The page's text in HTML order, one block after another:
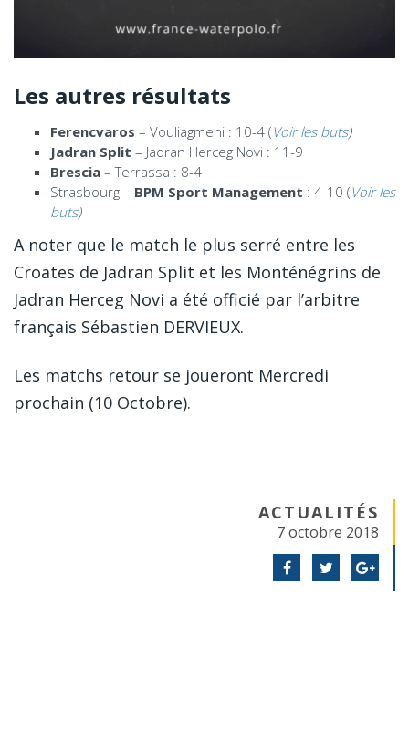
Les autres résultats
Ferencvaros – Vouliagmeni : 10-4 (Voir les buts)
Jadran Split – Jadran Herceg Novi : 11-9
Brescia – Terrassa : 8-4
Strasbourg – BPM Sport Management : 4-10 (Voir les
buts)
A noter que le match le plus serré entre les
Croates de Jadran Split et les Monténégrins de
Jadran Herceg Novi a été officié par l’arbitre
français Sébastien DERVIEUX.
Les matchs retour se joueront Mercredi
prochain (10 Octobre).
ACTUALITÉS
7 octobre 2018